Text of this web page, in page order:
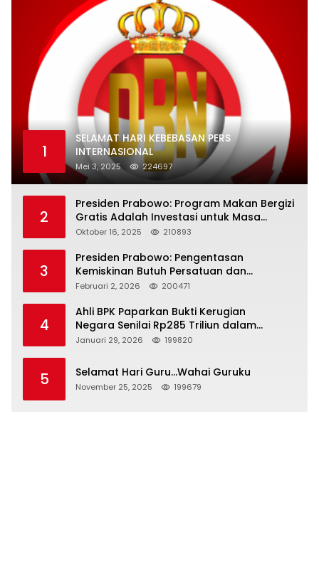
1
SELAMAT HARI KEBEBASAN PERS
INTERNASIONAL
Mei 3, 2025 224697
2
Presiden Prabowo: Program Makan Bergizi
Gratis Adalah Investasi untuk Masa
Depan Bangsa
Oktober 16, 2025 210893
3
Presiden Prabowo: Pengentasan
Kemiskinan Butuh Persatuan dan
Kepemimpinan yang Bertanggung Jawab
Februari 2, 2026 200471
4
Ahli BPK Paparkan Bukti Kerugian
Negara Senilai Rp285 Triliun dalam
Persidangan Korupsi PT Pertamina
Januari 29, 2026 199820
5 Selamat Hari Guru…Wahai Guruku
November 25, 2025 199679